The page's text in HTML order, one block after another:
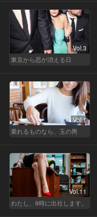
Vol.3
東京から恋が消える日
Vol.1
乗れるものなら、玉の輿
Vol.11
わたし、9時に出社します。